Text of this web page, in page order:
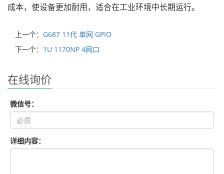
成本，使设备更加耐用，适合在工业环境中长期运行。
上一个： G687 11代 单网 GPIO
下一个： 1U 1170NP 4网口
在线询价
微信号：
详细内容：